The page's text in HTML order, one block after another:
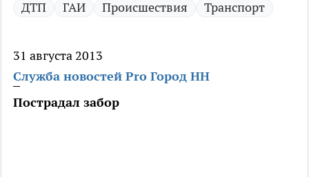
ДТП ГАИ Происшествия Транспорт
31 августа 2013
Служба новостей Pro Город НН
Пострадал забор